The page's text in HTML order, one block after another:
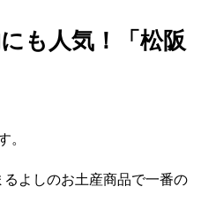
も人気！「松阪
。
るよしのお土産商品で一番の